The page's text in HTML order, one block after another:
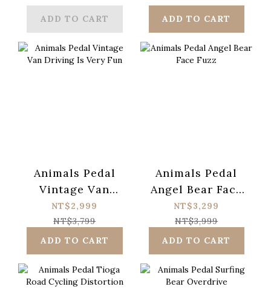
ADD TO CART ADD TO CART
Animals Pedal
Vintage Van
Driving Is Very
Fun
NT$2,999
NT$3,799
ADD TO CART
Animals Pedal
Angel Bear Face
Fuzz
NT$3,299
NT$3,999
ADD TO CART